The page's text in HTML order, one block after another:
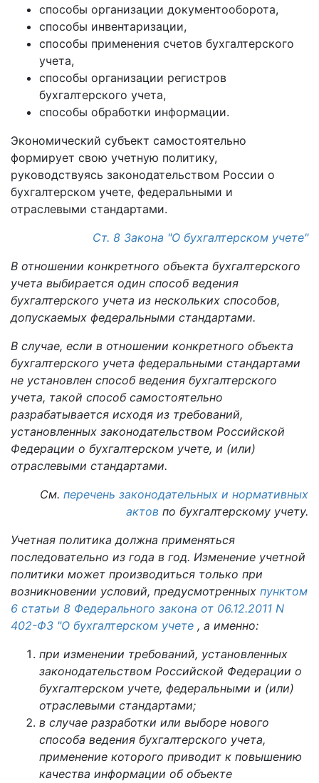
способы организации документооборота,
способы инвентаризации,
способы применения счетов бухгалтерского
учета,
способы организации регистров
бухгалтерского учета,
способы обработки информации.
Экономический субъект самостоятельно
формирует свою учетную политику,
руководствуясь законодательством России о
бухгалтерском учете, федеральными и
отраслевыми стандартами.
Ст. 8 Закона "О бухгалтерском учете"
В отношении конкретного объекта бухгалтерского
учета выбирается один способ ведения
бухгалтерского учета из нескольких способов,
допускаемых федеральными стандартами.
В случае, если в отношении конкретного объекта
бухгалтерского учета федеральными стандартами
не установлен способ ведения бухгалтерского
учета, такой способ самостоятельно
разрабатывается исходя из требований,
установленных законодательством Российской
Федерации о бухгалтерском учете, и (или)
отраслевыми стандартами.
См. перечень законодательных и нормативных
актов по бухгалтерскому учету.
Учетная политика должна применяться
последовательно из года в год. Изменение учетной
политики может производиться только при
возникновении условий, предусмотренных пунктом
6 статьи 8 Федерального закона от 06.12.2011 N
402-ФЗ "О бухгалтерском учете , а именно:
при изменении требований, установленных
законодательством Российской Федерации о
бухгалтерском учете, федеральными и (или)
отраслевыми стандартами;
в случае разработки или выборе нового
способа ведения бухгалтерского учета,
применение которого приводит к повышению
качества информации об объекте